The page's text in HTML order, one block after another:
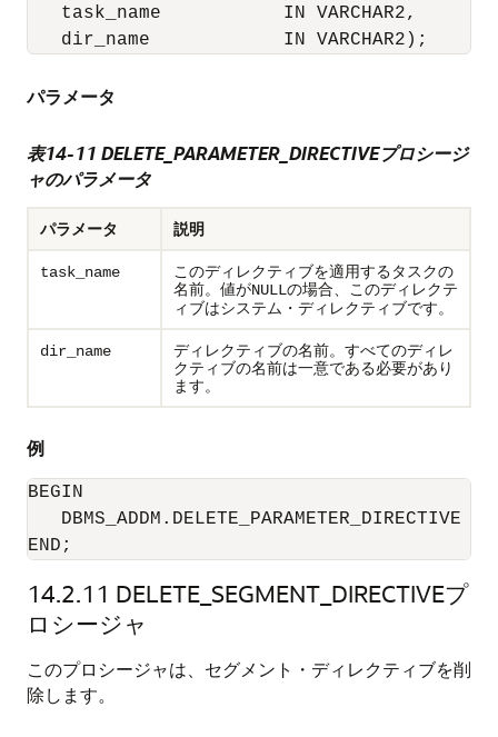
   task_name           IN VARCHAR2,
   dir_name            IN VARCHAR2);
パラメータ
表14-11 DELETE_PARAMETER_DIRECTIVEプロシージ
ャのパラメータ
パラメータ 説明
task_name
このディレクティブを適用するタスクの
名前。値がNULLの場合、このディレクテ
ィブはシステム・ディレクティブです。
dir_name
ディレクティブの名前。すべてのディレ
クティブの名前は一意である必要があり
ます。
例
BEGIN
DBMS_ADDM.DELETE_PARAMETER_DIRECTIVE
END;
14.2.11 DELETE_SEGMENT_DIRECTIVEプ
ロシージャ
このプロシージャは、セグメント・ディレクティブを削
除します。